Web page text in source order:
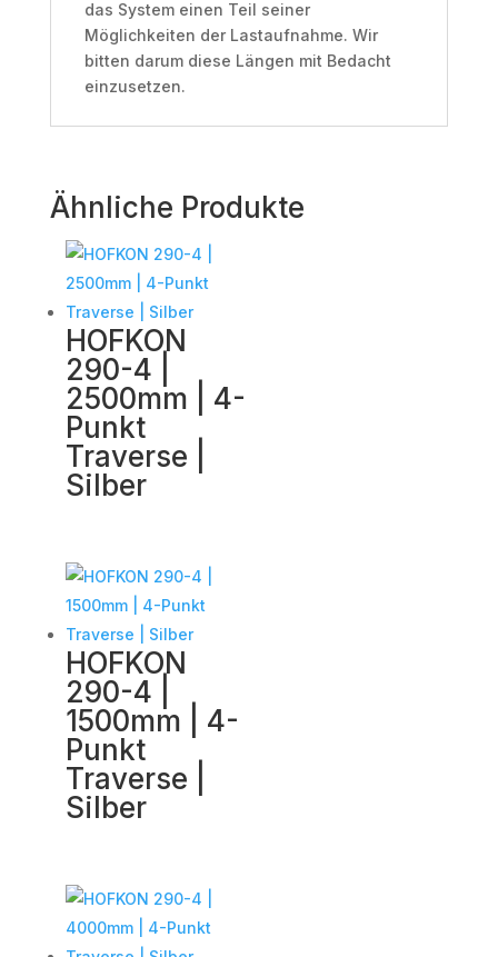
das System einen Teil seiner
Möglichkeiten der Lastaufnahme. Wir
bitten darum diese Längen mit Bedacht
einzusetzen.
Ähnliche Produkte
HOFKON
290-4 |
2500mm | 4-
Punkt
Traverse |
Silber
HOFKON
290-4 |
1500mm | 4-
Punkt
Traverse |
Silber